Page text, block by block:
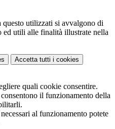
utilizzati si avvalgono di
ed utili alle finalità illustrate nella
Accetta tutti i cookies
quali cookie consentire.
il funzionamento della
al funzionamento potete